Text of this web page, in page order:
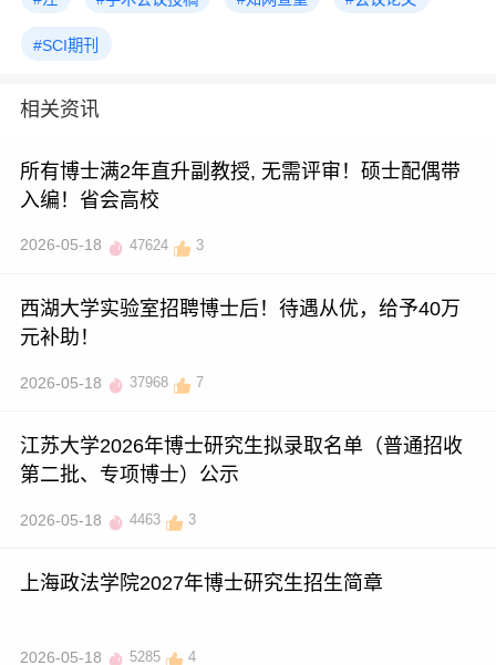
#SCI期刊
相关资讯
所有博士满2年直升副教授, 无需评审！硕士配偶带
入编！省会高校
2026-05-18 47624 3
西湖大学实验室招聘博士后！待遇从优，给予40万
元补助！
2026-05-18 37968 7
江苏大学2026年博士研究生拟录取名单（普通招收
第二批、专项博士）公示
2026-05-18 4463 3
上海政法学院2027年博士研究生招生简章
2026-05-18 5285 4